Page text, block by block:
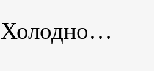
Холодно…